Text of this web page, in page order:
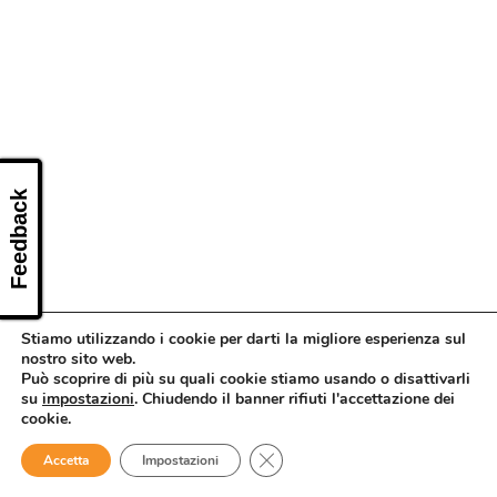
Stiamo utilizzando i cookie per darti la migliore esperienza sul
nostro sito web.
Può scoprire di più su quali cookie stiamo usando o disattivarli
su impostazioni. Chiudendo il banner rifiuti l'accettazione dei
cookie.
Accetta Impostazioni Close GDPR Cookie Banner
Feedback